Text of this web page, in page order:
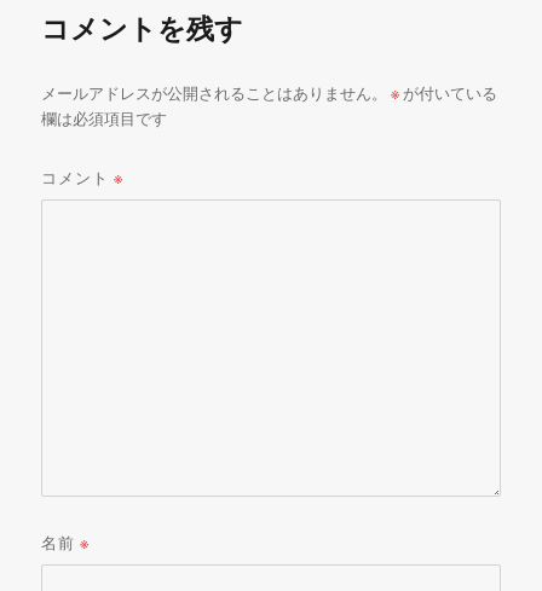
コメントを残す
メールアドレスが公開されることはありません。 ※ が付いている
欄は必須項目です
コメント※
名前※